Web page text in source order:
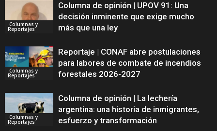
Columnas y
Reportajes
Columna de opinión | UPOV 91: Una
decisión inminente que exige mucho
más que una ley
Columnas y
Reportajes
Reportaje | CONAF abre postulaciones
para labores de combate de incendios
forestales 2026-2027
Columnas y
Reportajes
Columna de opinión | La lechería
argentina: una historia de inmigrantes,
esfuerzo y transformación